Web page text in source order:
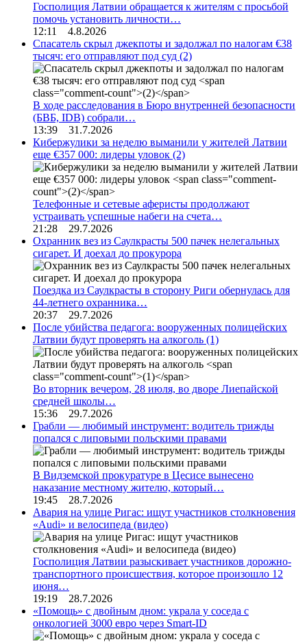
Госполиция Латвии обращается к жителям с просьбой
помочь установить личности…
12:11 4.8.2026
Спасатель скрыл джекпоты и задолжал по налогам €38
тысяч: его отправляют под суд (2)
В ходе расследования в Бюро внутренней безопасности
(БВБ, IDB) собрали…
13:39 31.7.2026
Кибержулики за неделю выманили у жителей Латвии
еще €357 000: лидеры уловок (2)
Телефонные и сетевые аферисты продолжают
устраивать успешные набеги на счета…
21:28 29.7.2026
Охранник вез из Саулкрасты 500 пачек нелегальных
сигарет. И доехал до прокурора
Поездка из Саулкрасты в сторону Риги обернулась для
44-летнего охранника…
20:37 29.7.2026
После убийства педагога: вооруженных полицейских
Латвии будут проверять на алкоголь (1)
Во вторник вечером, 28 июля, во дворе Лиепайской
средней школы…
15:36 29.7.2026
Грабли — любимый инструмент: водитель трижды
попался с липовыми польскими правами
В Видземской прокуратуре в Цесисе вынесено
наказание местному жителю, который…
19:45 28.7.2026
Авария на улице Ригас: ищут участников столкновения
«Audi» и велосипеда (видео)
Госполиция Латвии разыскивает участников дорожно-
транспортного происшествия, которое произошло 12
июня…
19:19 28.7.2026
«Помощь» с двойным дном: украла у соседа с
онкологией 3000 евро через Smart-ID